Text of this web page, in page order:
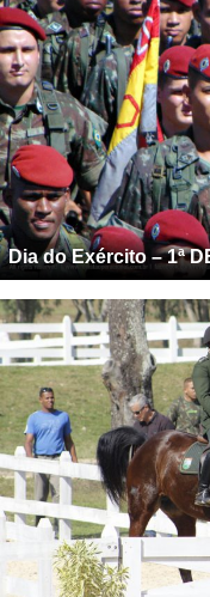
Dia do Exército – 1ª